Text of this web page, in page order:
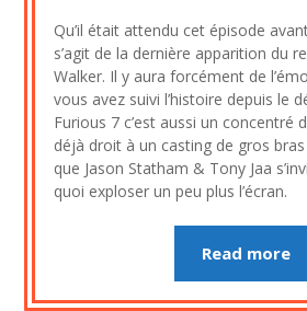
28
2022
Qu’il était attendu cet épisode
s’agit de la dernière apparition du
Walker. Il y aura forcément de
vous avez suivi l’histoire depuis le
Furious 7 c’est aussi un concentré
déjà droit à un casting de gros
que Jason Statham & Tony Jaa
quoi exploser un peu plus l’écran.
Read more